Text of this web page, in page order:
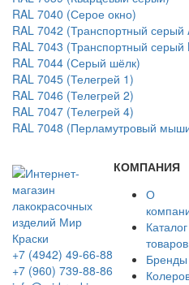
RAL 7040 (Серое окно)
RAL 7042 (Транспортный серый
RAL 7043 (Транспортный серый
RAL 7044 (Серый шёлк)
RAL 7045 (Телегрей 1)
RAL 7046 (Телегрей 2)
RAL 7047 (Телегрей 4)
RAL 7048 (Перламутровый
+7 (4942) 49-66-88
+7 (960) 739-88-86
КОМПАНИЯ
О
Каталог
товаров
Бренды